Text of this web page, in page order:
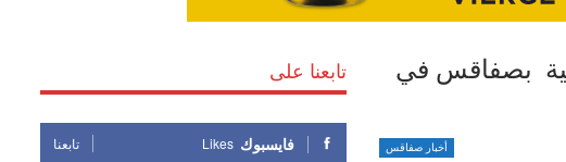
بصفاقس في
أخبار صفاقس
تابعنا على
فايسبوك Likes تابعنا